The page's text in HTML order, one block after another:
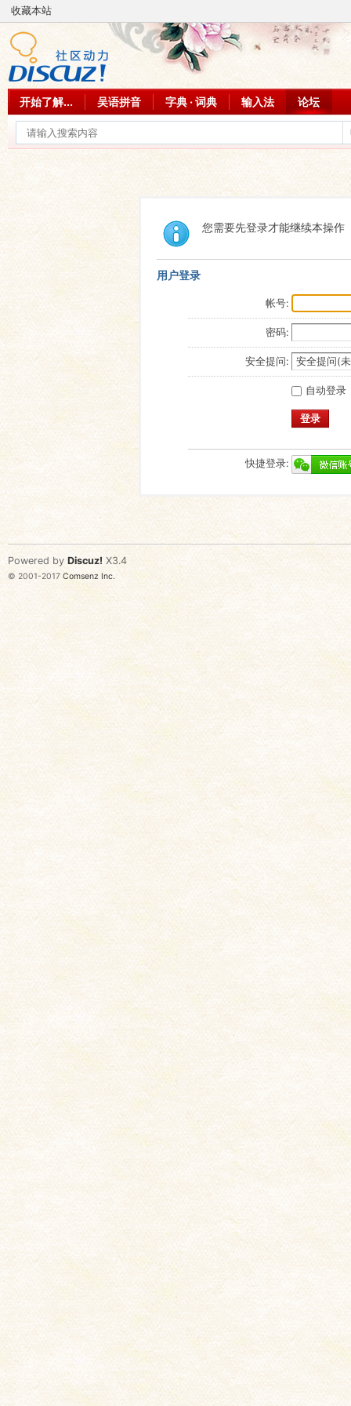
收藏本站
开始了解... 吴语拼音 字典 · 词典 输入法 论坛
您需要先登录才能继续本操作
用户登录
帐号:
密码:
安全提问:
自动登录
登录
快捷登录:
Powered by Discuz! X3.4
© 2001-2017 Comsenz Inc.